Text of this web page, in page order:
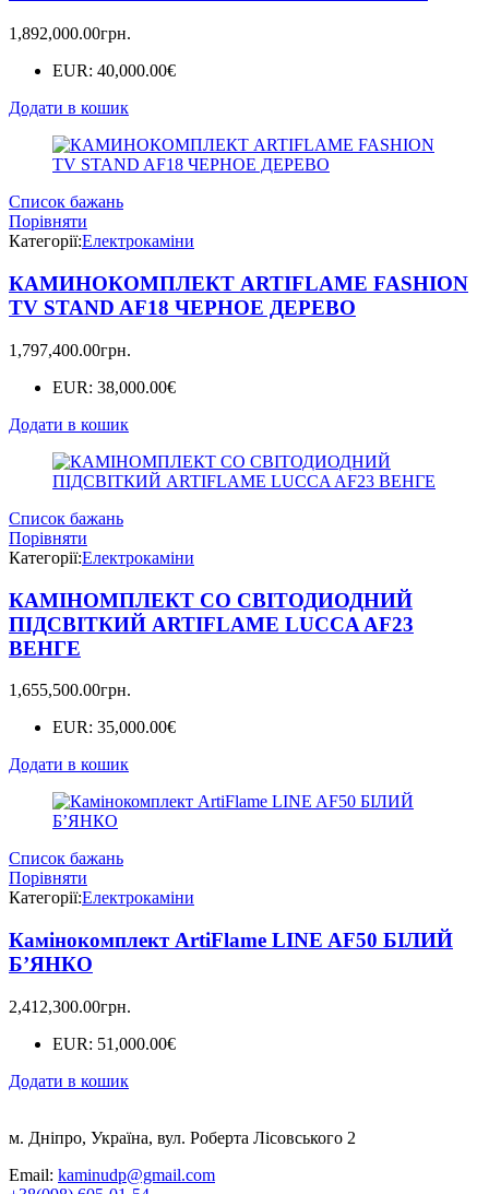
1,892,000.00грн.
EUR: 40,000.00€
Додати в кошик
Список бажань
Порівняти
Категорії:Електрокаміни
КАМИНОКОМПЛЕКТ ARTIFLAME FASHION
TV STAND AF18 ЧЕРНОЕ ДЕРЕВО
1,797,400.00грн.
EUR: 38,000.00€
Додати в кошик
Список бажань
Порівняти
Категорії:Електрокаміни
КАМІНОМПЛЕКТ СО СВІТОДИОДНИЙ
ПІДСВІТКИЙ ARTIFLAME LUCCA AF23
ВЕНГЕ
1,655,500.00грн.
EUR: 35,000.00€
Додати в кошик
Список бажань
Порівняти
Категорії:Електрокаміни
Камінокомплект ArtiFlame LINE AF50 БІЛИЙ
Б’ЯНКО
2,412,300.00грн.
EUR: 51,000.00€
Додати в кошик
м. Дніпро, Україна, вул. Роберта Лісовського 2
Email: kaminudp@gmail.com